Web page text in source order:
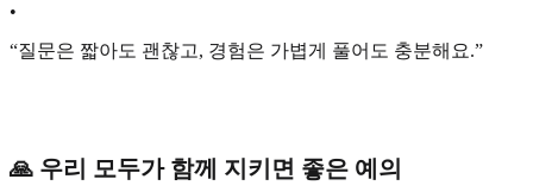
•
“질문은 짧아도 괜찮고, 경험은 가볍게 풀어도 충분해요.”
🙏 우리 모두가 함께 지키면 좋은 예의